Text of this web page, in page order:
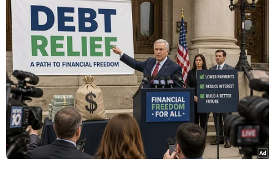
bàn thắng không được ghi, điều kì diệu đã
không đến.
Ngay sau đó, đội bóng xứ Iberia có 2 cơ hội
nguy hiểm, trước khi lưới của Kim Thanh rung
lên ở phút thứ 7 khi bẫy việt vị của chúng ta sập
quá chậm. Các cổ động viên Việt Nam không tin
là bàn thua đến sớm thế. Trong chốc lát, cơn
choáng trôi qua và họ bắt đầu hát "Việt Nam,
Việt Nam" để cổ vũ các cô gái đá bóng. Tiếng hát